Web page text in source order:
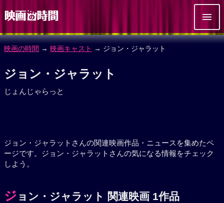
映画の時間 → 映画キャスト → ジョン・ジャラット
ジョン・ジャラット
じょんじゃらっと
ジョン・ジャラットさんの関連映画作品・ニュースを集めたペ
ージです。ジョン・ジャラットさんの気になる情報をチェック
しよう。
ジ ョン・ジャラット 関連映画 1作品